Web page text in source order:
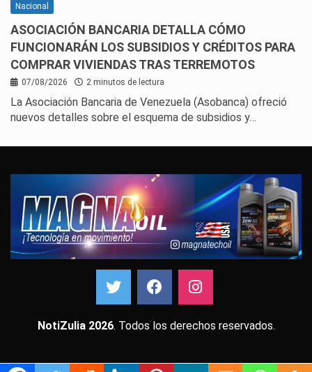
Nacional
ASOCIACIÓN BANCARIA DETALLA CÓMO
FUNCIONARÁN LOS SUBSIDIOS Y CRÉDITOS PARA
COMPRAR VIVIENDAS TRAS TERREMOTOS
07/08/2026 2 minutos de lectura
La Asociación Bancaria de Venezuela (Asobanca) ofreció
nuevos detalles sobre el esquema de subsidios y…
NotiZulia 2026. Todos los derechos reservados.